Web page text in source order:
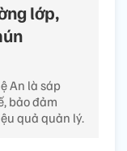
lớp,
An là sáp
bảo đảm
quả quản lý.